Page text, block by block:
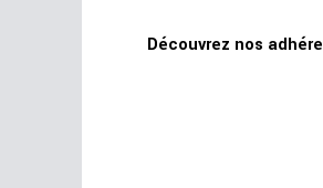
Découvrez nos